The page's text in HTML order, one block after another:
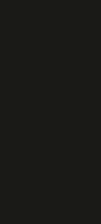
Da ameaça de
destacada pelo
na última partida
foram sanados
As férias
eles, pudemos
fizemos frente,